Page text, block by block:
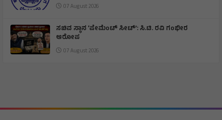
07 August 2026
ಸಚಿವ ಸ್ಥಾನ ‘ಪೇಮೆಂಟ್ ಸೀಟ್’: ಸಿ.ಟಿ. ರವಿ ಗಂಭೀರ
ಆರೋಪ
07 August 2026